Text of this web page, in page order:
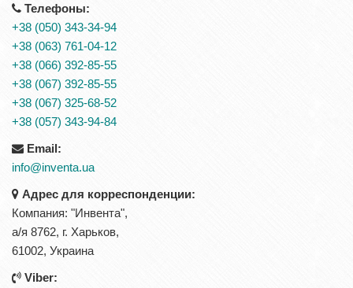
Телефоны:
+38 (050) 343-34-94
+38 (063) 761-04-12
+38 (066) 392-85-55
+38 (067) 392-85-55
+38 (067) 325-68-52
+38 (057) 343-94-84
Email:
info@inventa.ua
Адрес для корреспонденции:
Компания: "Инвента",
а/я 8762, г. Харьков,
61002, Украина
Viber: